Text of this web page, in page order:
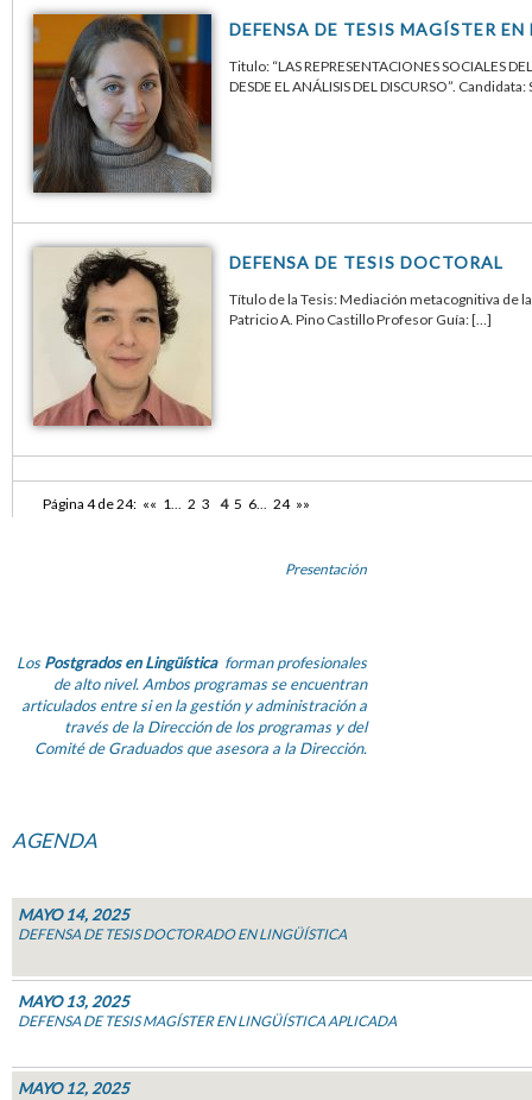
DEFENSA DE TESIS MAGÍSTER
Titulo: “LAS REPRESENTACIONES SOCIALES
DESDE EL ANÁLISIS DEL DISCURSO”.
DEFENSA DE TESIS DOCTORAL
Título de la Tesis: Mediación metacognitiva de
Patricio A. Pino Castillo Profesor Guía: […]
Página 4 de 24: «« 1 2 3 4 5 6 24 »»
Presentación
LosPostgrados en Lingüísticaforman profesionales
de alto nivel. Ambos programas se encuentran
articulados entre si en la gestión y administración a
través de la Dirección de los programas y del
Comité de Graduados que asesora a la Dirección.
AGENDA
MAYO 14, 2025
DEFENSA DE TESIS DOCTORADO EN LINGÜÍSTICA
MAYO 13, 2025
DEFENSA DE TESIS MAGÍSTER EN LINGÜÍSTICA APLICADA
MAYO 12, 2025